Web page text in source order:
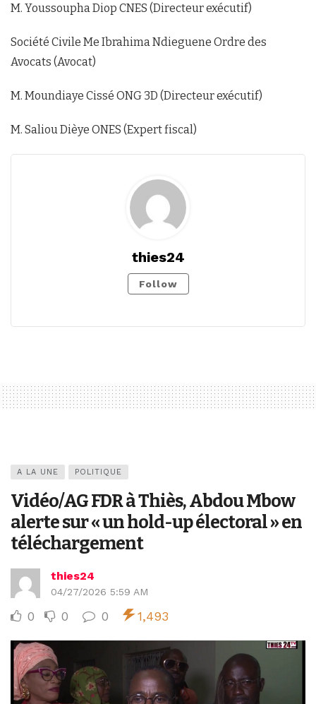
M. Youssoupha Diop CNES (Directeur exécutif)
Société Civile Me Ibrahima Ndieguene Ordre des
Avocats (Avocat)
M. Moundiaye Cissé ONG 3D (Directeur exécutif)
M. Saliou Dièye ONES (Expert fiscal)
thies24
Follow
A LA UNE POLITIQUE
Vidéo/AG FDR à Thiès, Abdou Mbow
alerte sur « un hold-up électoral » en
téléchargement
thies24
04/27/2026 5:59 AM
0 0 0 1,493